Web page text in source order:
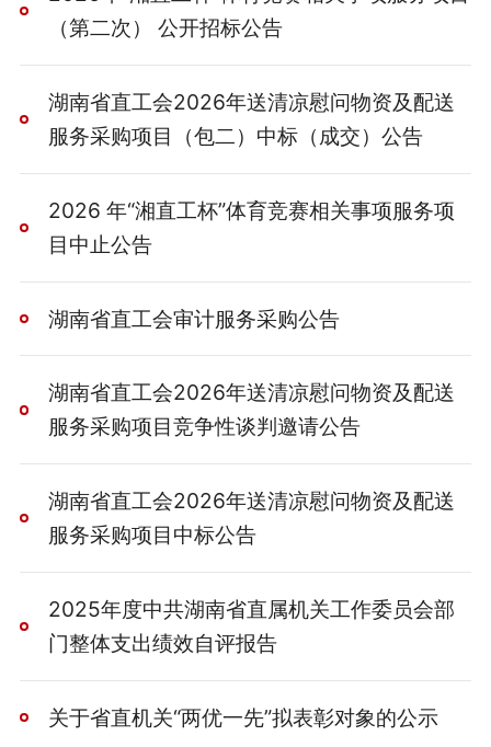
（第二次） 公开招标公告
湖南省直工会2026年送清凉慰问物资及配送
服务采购项目（包二）中标（成交）公告
2026 年“湘直工杯”体育竞赛相关事项服务项
目中止公告
湖南省直工会审计服务采购公告
湖南省直工会2026年送清凉慰问物资及配送
服务采购项目竞争性谈判邀请公告
湖南省直工会2026年送清凉慰问物资及配送
服务采购项目中标公告
2025年度中共湖南省直属机关工作委员会部
门整体支出绩效自评报告
关于省直机关“两优一先”拟表彰对象的公示